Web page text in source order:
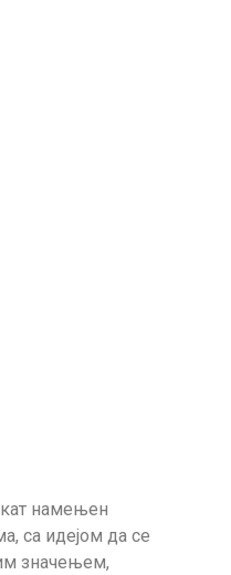
намењен
са идејом да се
значењем,